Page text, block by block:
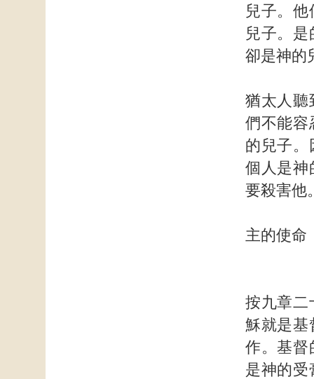
兒子。
兒子。
卻是神的
猶太人聽
們不能容
的兒子。
個人是神
要殺害他
主的使命
按九章二
穌就是基
作。基督
是神的受